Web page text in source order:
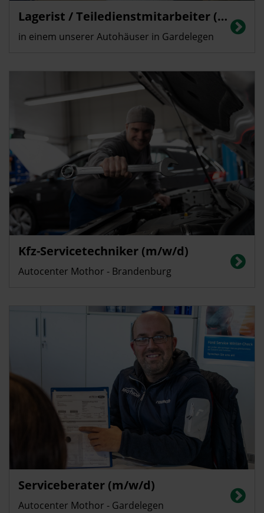
Lagerist / Teiledienstmitarbeiter (m/w/d)
in einem unserer Autohäuser in Gardelegen
Kfz-Servicetechniker (m/w/d)
Autocenter Mothor - Brandenburg
Serviceberater (m/w/d)
Autocenter Mothor - Gardelegen